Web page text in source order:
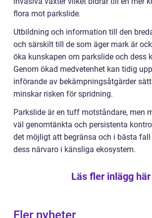
flora mot parkslide.
Utbildning och information till den
och särskilt till de som äger mark är
öka kunskapen om parkslide och dess
Genom ökad medvetenhet kan tidig
införande av bekämpningsåtgärder
minskar risken för spridning.
Parkslide är en tuff motståndare, men
väl genomtänkta och persistenta
det möjligt att begränsa och i bästa
dess närvaro i känsliga ekosystem.
Läs fler inlägg här
Fler nyheter